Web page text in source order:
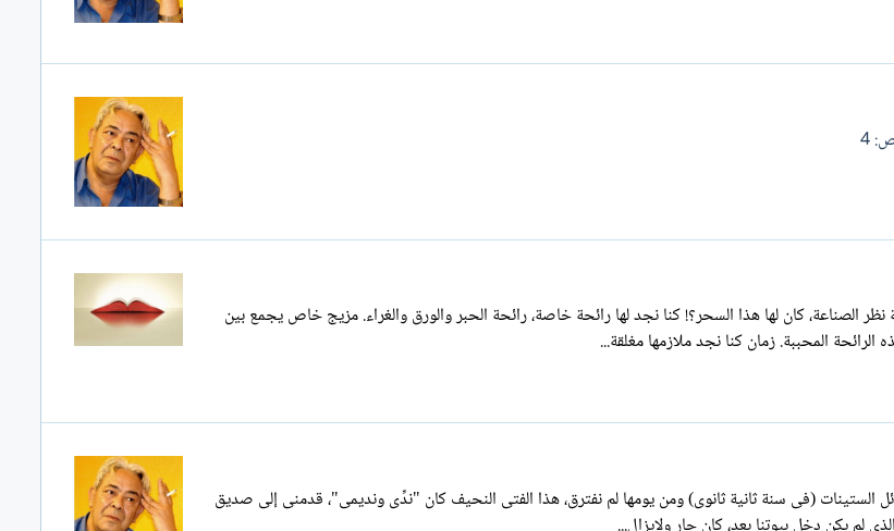
4
الصناعة، كان لها هذا السحر؟! كنا نجد لها رائحة خاصة، رائحة الحبر والورق والغراء. مزيج خاص يجمع بين
المحببة. زمان كنا نجد ملازمها مغلقة...
الستينات (فى سنة ثانية ثانوى) ومن يومها لم نفترق، هذا الفتى النحيف كان "ندِّى ونديمى"، قدمنى إلى صديق